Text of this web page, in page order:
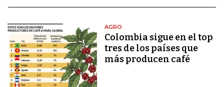
AGRO
Colombia sigue en el top
tres de los países que
más producen café